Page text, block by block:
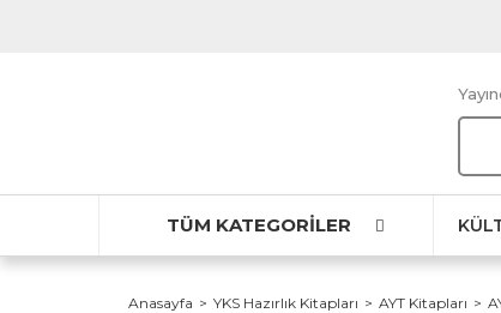
TÜM KATEGORİLER
Anasayfa YKS Hazırlık Kitapları AYT Kitapları